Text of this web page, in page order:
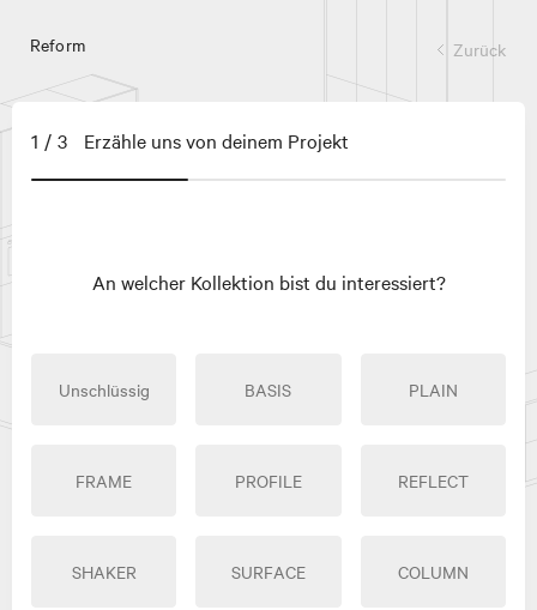
Reform
1/3 Erzähle uns von deinem Projekt
Zurück
An welcher Kollektion bist du interessiert?
Unschlüssig BASIS PLAIN
FRAME PROFILE REFLECT
SHAKER SURFACE COLUMN